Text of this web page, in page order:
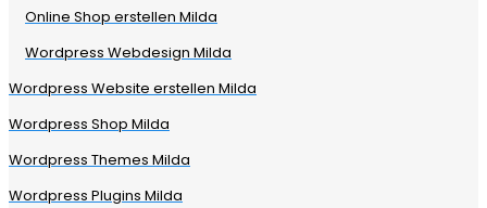
Online Shop erstellen Milda
Wordpress Webdesign Milda
Wordpress Website erstellen Milda
Wordpress Shop Milda
Wordpress Themes Milda
Wordpress Plugins Milda